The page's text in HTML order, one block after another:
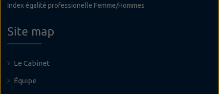
Index égalité professionelle Femme/Hommes
Site map
Le Cabinet
Équipe